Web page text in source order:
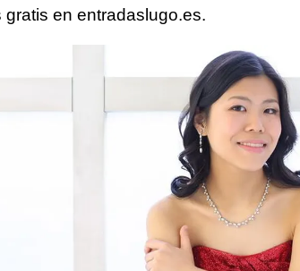
en entradaslugo.es.